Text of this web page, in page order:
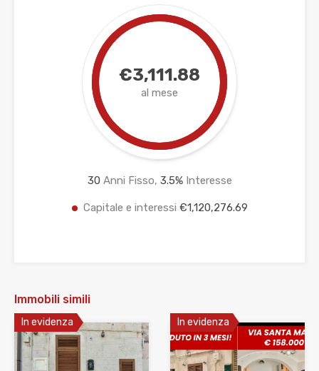
€3,111.88
al mese
30 Anni Fisso, 3.5%Interesse
Capitale e interessi €1,120,276.69
Immobili simili
In evidenza In evidenza